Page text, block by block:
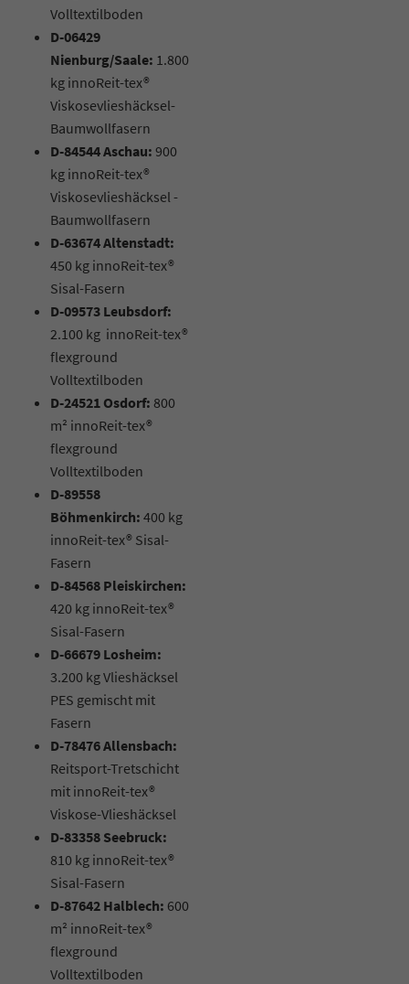
Volltextilboden
D-06429
Nienburg/Saale: 1.800
kg innoReit-tex®
Viskosevlieshäcksel-
Baumwollfasern
D-84544 Aschau: 900
kg innoReit-tex®
Viskosevlieshäcksel -
Baumwollfasern
D-63674 Altenstadt:
450 kg innoReit-tex®
Sisal-Fasern
D-09573 Leubsdorf:
2.100 kg innoReit-tex®
flexground
Volltextilboden
D-24521 Osdorf: 800
m² innoReit-tex®
flexground
Volltextilboden
D-89558
Böhmenkirch: 400 kg
innoReit-tex® Sisal-
Fasern
D-84568 Pleiskirchen:
420 kg innoReit-tex®
Sisal-Fasern
D-66679 Losheim:
3.200 kg Vlieshäcksel
PES gemischt mit
Fasern
D-78476 Allensbach:
Reitsport-Tretschicht
mit innoReit-tex®
Viskose-Vlieshäcksel
D-83358 Seebruck:
810 kg innoReit-tex®
Sisal-Fasern
D-87642 Halblech: 600
m² innoReit-tex®
flexground
Volltextilboden